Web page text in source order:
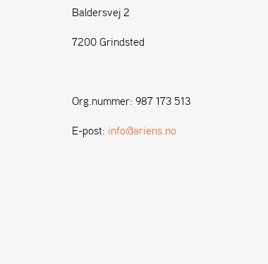
Baldersvej 2
7200 Grindsted
Org.nummer: 987 173 513
E-post: info@ariens.no